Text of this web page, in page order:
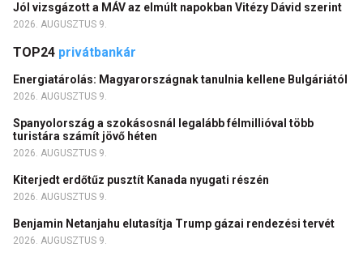
Jól vizsgázott a MÁV az elmúlt napokban Vitézy Dávid szerint
2026. AUGUSZTUS 9.
TOP24 privátbankár
Energiatárolás: Magyarországnak tanulnia kellene Bulgáriától
2026. AUGUSZTUS 9.
Spanyolország a szokásosnál legalább félmillióval több
turistára számít jövő héten
2026. AUGUSZTUS 9.
Kiterjedt erdőtűz pusztít Kanada nyugati részén
2026. AUGUSZTUS 9.
Benjamin Netanjahu elutasítja Trump gázai rendezési tervét
2026. AUGUSZTUS 9.